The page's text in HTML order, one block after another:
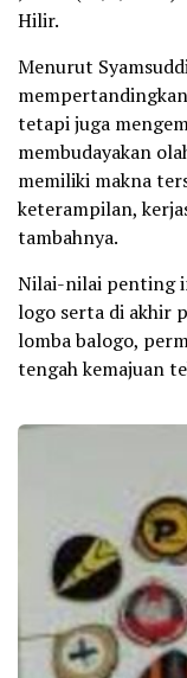
Hilir.
Menurut
tetapi juga
membudayakan
memiliki makna
keterampilan,
tambahnya.
Nilai-nilai penting
logo serta di akhir
lomba balogo,
tengah kemajuan